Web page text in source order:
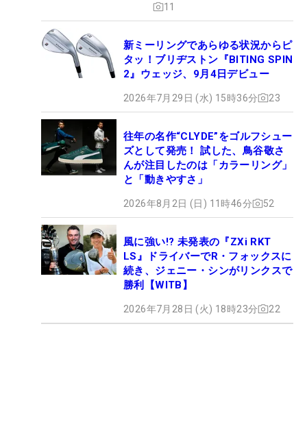
11
新ミーリングであらゆる状況からピ
タッ！ブリヂストン『BITING SPIN
2』ウェッジ、9月4日デビュー
2026年7月29日 (水) 15時36分 23
往年の名作“CLYDE”をゴルフシュー
ズとして発売！ 試した、鳥谷敬さ
んが注目したのは「カラーリング」
と「動きやすさ」
2026年8月2日 (日) 11時46分 52
風に強い!? 未発表の『ZXi RKT
LS』ドライバーでR・フォックスに
続き、ジェニー・シンがリンクスで
勝利【WITB】
2026年7月28日 (火) 18時23分 22